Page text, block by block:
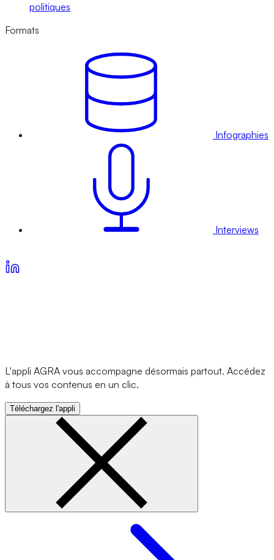
politiques
Formats
Infographies
Interviews
L'appli AGRA vous accompagne désormais partout. Accédez
à tous vos contenus en un clic.
Téléchargez l'appli